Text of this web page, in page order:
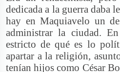
dedicada a la guerra daba
hay en Maquiavelo un
administrar la ciudad.
estricto de qué es lo
apartar a la religión,
tenían hijos como César